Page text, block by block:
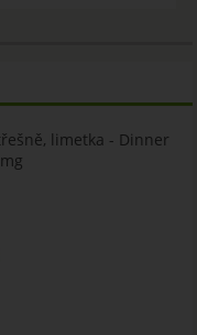
limetka - Dinner